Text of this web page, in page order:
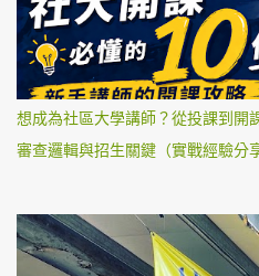
想成為社區大學講師？從投課到開
審查邏輯與招生關鍵（實戰經驗分